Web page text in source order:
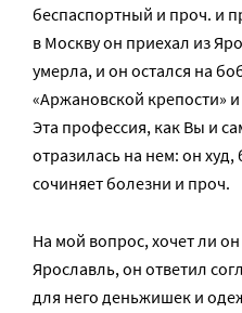
беспаспортный и проч. и
в Москву он приехал из
умерла, и он остался на
«Аржановской крепости»
Эта профессия, как Вы и
отразилась на нем: он
сочиняет болезни и проч.
На мой вопрос, хочет ли он
Ярославль, он ответил
для него деньжишек и